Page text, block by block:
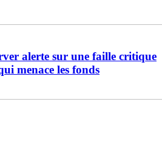
alerte sur une faille critique
menace les fonds